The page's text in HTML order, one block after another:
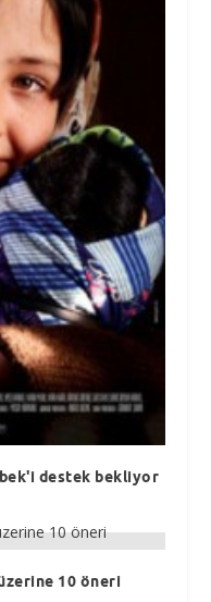
destek bekliyor
10 öneri